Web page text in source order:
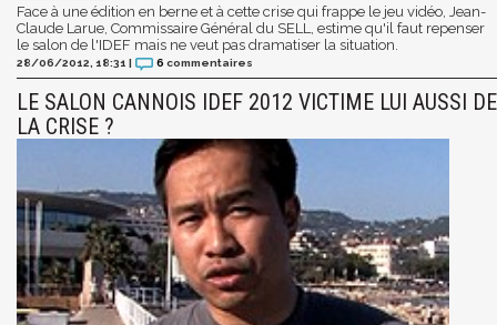
Face à une édition en berne et à cette crise qui frappe le jeu vidéo, Jean-
Claude Larue, Commissaire Général du SELL, estime qu'il faut repenser
le salon de l'IDEF mais ne veut pas dramatiser la situation.
28/06/2012, 18:31 | 6 commentaires
LE SALON CANNOIS IDEF 2012 VICTIME LUI AUSSI DE
LA CRISE ?